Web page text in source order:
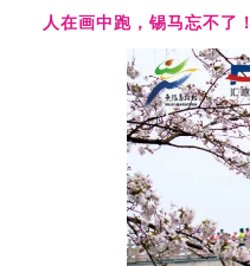
人在画中跑，锡马忘不了！